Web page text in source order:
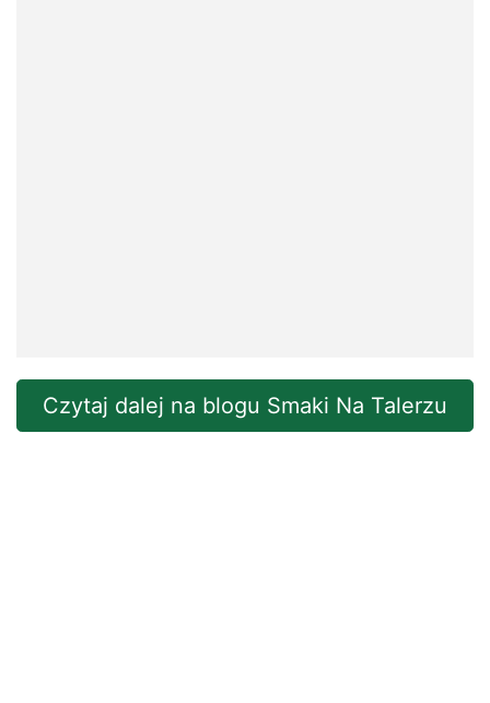
Czytaj dalej na blogu Smaki Na Talerzu